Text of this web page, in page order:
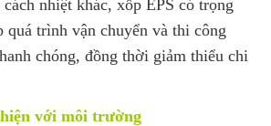
nhiệt khác, xốp EPS có trọng
quá trình vận chuyển và thi công
chóng, đồng thời giảm thiểu chi
với môi trường